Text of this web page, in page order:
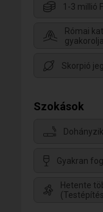
1-3 millió
Római
Skorpió
Szokások
Dohányzik
Gyakran
Hetente